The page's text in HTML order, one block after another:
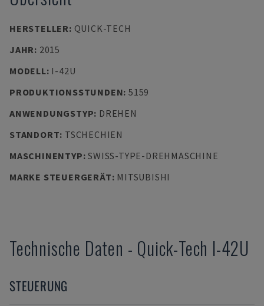
HERSTELLER: QUICK-TECH
JAHR: 2015
MODELL: I-42U
PRODUKTIONSSTUNDEN: 5159
ANWENDUNGSTYP: DREHEN
STANDORT: TSCHECHIEN
MASCHINENTYP:SWISS-TYPE-DREHMASCHINE
MARKE STEUERGERÄT: MITSUBISHI
Technische Daten - Quick-Tech I-42U
STEUERUNG